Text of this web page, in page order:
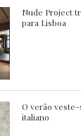
Nude Project
para Lisboa
O verão
italiano